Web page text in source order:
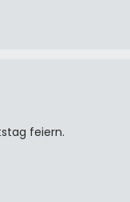
feiern.